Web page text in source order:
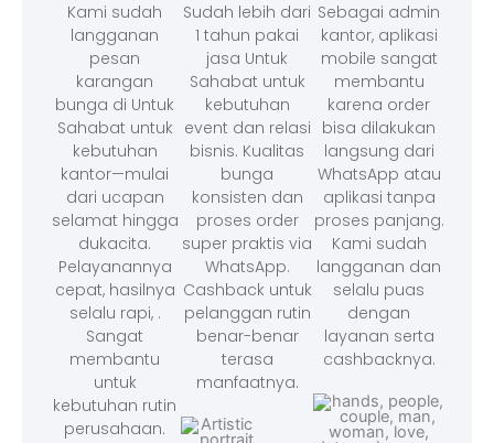
Kami sudah
langganan
pesan
karangan
bunga di Untuk
Sahabat untuk
kebutuhan
kantor—mulai
dari ucapan
selamat hingga
dukacita.
Pelayanannya
cepat, hasilnya
selalu rapi, .
Sangat
membantu
untuk
kebutuhan rutin
perusahaan.
Sudah lebih dari
1 tahun pakai
jasa Untuk
Sahabat untuk
kebutuhan
event dan relasi
bisnis. Kualitas
bunga
konsisten dan
proses order
super praktis via
WhatsApp.
Cashback untuk
pelanggan rutin
benar-benar
terasa
manfaatnya.
Sebagai admin
kantor, aplikasi
mobile sangat
membantu
karena order
bisa dilakukan
langsung dari
WhatsApp atau
aplikasi tanpa
proses panjang.
Kami sudah
langganan dan
selalu puas
dengan
layanan serta
cashbacknya.